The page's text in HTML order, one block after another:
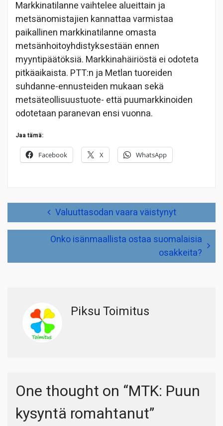
Markkinatilanne vaihtelee alueittain ja
metsänomistajien kannattaa varmistaa
paikallinen markkinatilanne omasta
metsänhoitoyhdistyksestään ennen
myyntipäätöksiä. Markkinahäiriöstä ei odoteta
pitkäaikaista. PTT:n ja Metlan tuoreiden
suhdanne-ennusteiden mukaan sekä
metsäteollisuustuote- että puumarkkinoiden
odotetaan paranevan ensi vuonna.
Jaa tämä:
Facebook X WhatsApp
Valuuttasodan vaara väistynyt
Onko isänmaallista ostaa suomalaisia
osakkeita?
Piksu Toimitus
One thought on “MTK: Puun
kysyntä romahtanut”